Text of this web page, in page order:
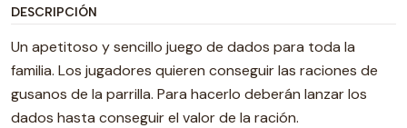
DESCRIPCIÓN
Un apetitoso y sencillo juego de dados para toda la
familia. Los jugadores quieren conseguir las raciones de
gusanos de la parrilla. Para hacerlo deberán lanzar los
dados hasta conseguir el valor de la ración.